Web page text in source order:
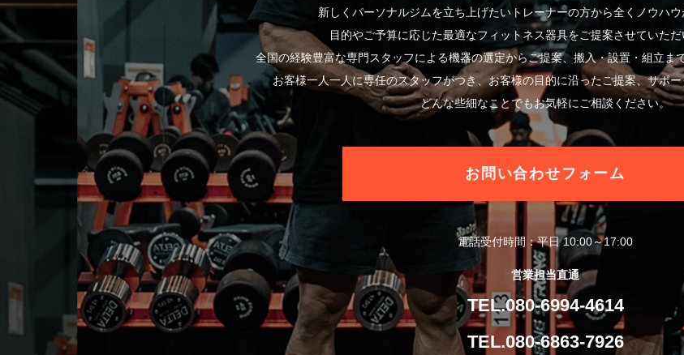
新しくパーソナルジムを立ち上げたいトレーナーの方から全くノウハ
目的やご予算に応じた最適なフィットネス器具をご提案させていただ
全国の経験豊富な専門スタッフによる機器の選定からご提案、搬入・設置・組立ま
お客様一人一人に専任のスタッフがつき、お客様の目的に沿ったご提案、サポ
どんな些細なことでもお気軽にご相談ください。
お問い合わせフォーム
電話受付時間：平日 10:00～17:00
営業担当直通
TEL.080-6994-4614
TEL.080-6863-7926